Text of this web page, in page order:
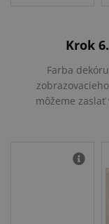
Krok 6.
Farba
môžeme